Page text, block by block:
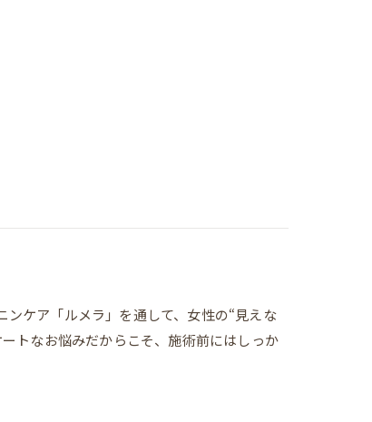
ケア「ルメラ」を通して、女性の“見えな
お悩みだからこそ、施術前にはしっか